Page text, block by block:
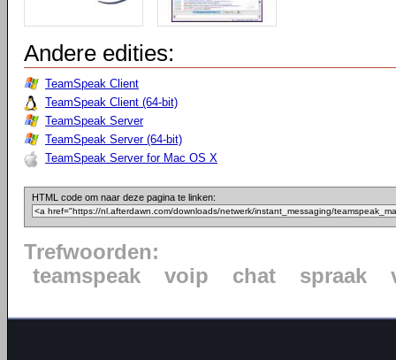
Andere edities:
TeamSpeak Client
TeamSpeak Client (64-bit)
TeamSpeak Server
TeamSpeak Server (64-bit)
TeamSpeak Server for Mac OS X
HTML code om naar deze pagina te linken:
Trefwoorden:
teamspeak
voip chat spraak